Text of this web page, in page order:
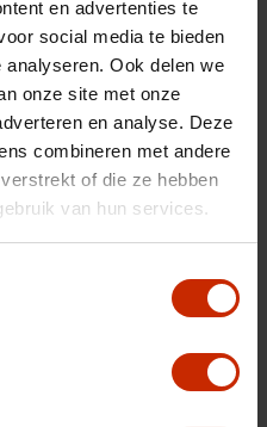
en advertenties te
social media te bieden
Ook delen we
onze site met onze
en analyse. Deze
combineren met andere
of die ze hebben
van hun services.
5.7 l/100km
1200 kg
129 g/km
€ 172 - 188 per kwartaal
C
110 pk